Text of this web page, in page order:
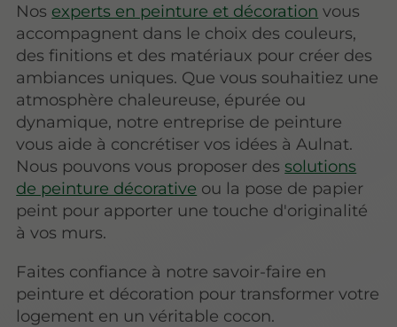
Nos experts en peinture et décoration vous
accompagnent dans le choix des couleurs,
des finitions et des matériaux pour créer des
ambiances uniques. Que vous souhaitiez une
atmosphère chaleureuse, épurée ou
dynamique, notre entreprise de peinture
vous aide à concrétiser vos idées à Aulnat.
Nous pouvons vous proposer dessolutions
de peinture décorative ou la pose de papier
peint pour apporter une touche d'originalité
à vos murs.
Faites confiance à notre savoir-faire en
peinture et décoration pour transformer votre
logement en un véritable cocon.